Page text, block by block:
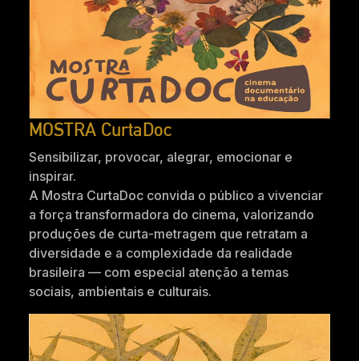
MOSTRA CurtaDoc
Sensibilizar, provocar, alegrar, emocionar e
inspirar.
A Mostra CurtaDoc convida o público a vivenciar
a força transformadora do cinema, valorizando
produções de curta-metragem que retratam a
diversidade e a complexidade da realidade
brasileira — com especial atenção a temas
sociais, ambientais e culturais.